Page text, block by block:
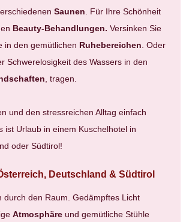
Saunen . Für Ihre Schönheit
Beauty-Behandlungen. Versinken Sie
in den gemütlichen Ruhebereichen . Oder
Schwerelosigkeit des Wassers in den
, tragen.
und den stressreichen Alltag einfach
ist Urlaub in einem Kuschelhotel in
oder Südtirol!
Deutschland & Südtirol
durch den Raum. Gedämpftes Licht
Atmosphäre und gemütliche Stühle